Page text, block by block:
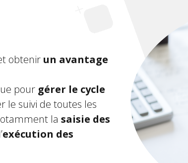
obtenir un avantage
pour gérer le cycle
le suivi de toutes les
la saisie des
exécution des